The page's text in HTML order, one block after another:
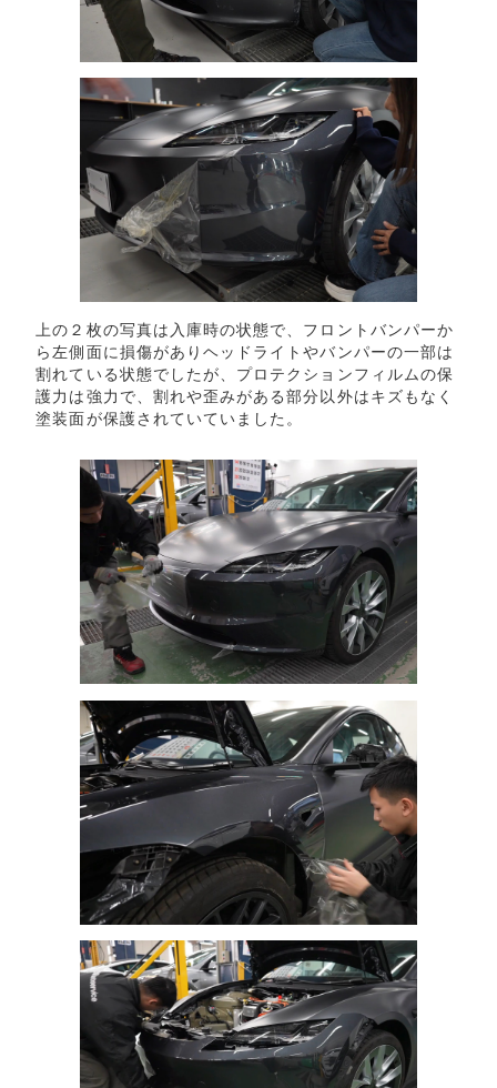
上の２枚の写真は入庫時の状態で、フロントバンパーか
ら左側面に損傷がありヘッドライトやバンパーの一部は
割れている状態でしたが、プロテクションフィルムの保
護力は強力で、割れや歪みがある部分以外はキズもなく
塗装面が保護されていていました。